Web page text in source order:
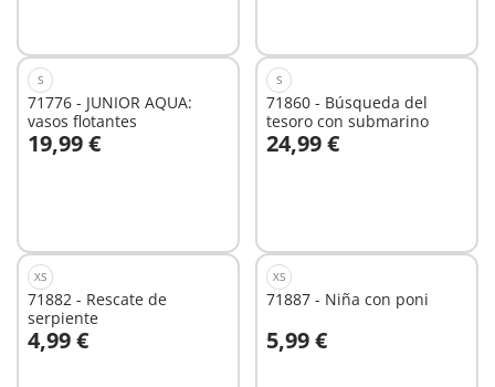
S
71776 - JUNIOR AQUA:
vasos flotantes
19,99 €
A la cesta
S
71860 - Búsqueda del
tesoro con submarino
24,99 €
A la cesta
XS
71882 - Rescate de
serpiente
4,99 €
A la cesta
XS
71887 - Niña con poni
5,99 €
A la cesta